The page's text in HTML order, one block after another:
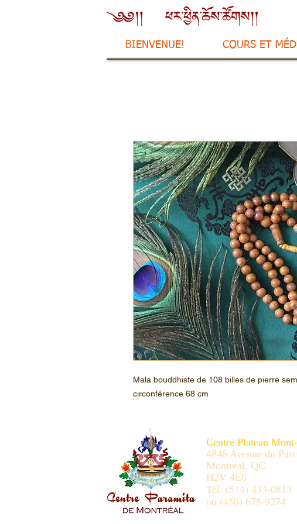
BIENVENUE! COURS ET
Mala bouddhiste de 108 billes de pierre
circonférence 68 cm
Centre Plateau
4846 Avenue du Parc
Montréal, QC
H2V 4E6
Tél: (514) 433-0813
ou (450) 678-9274